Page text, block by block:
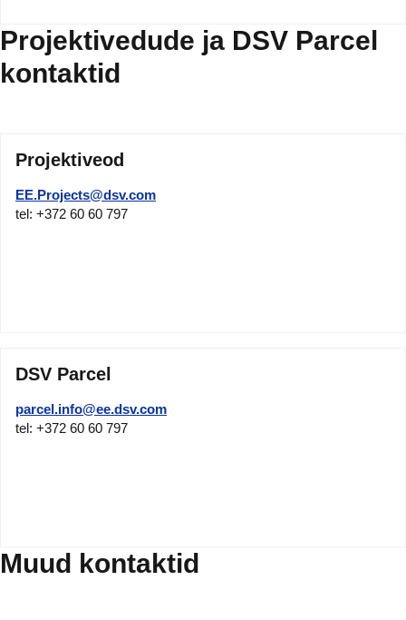
Projektivedude ja DSV Parcel
kontaktid
Projektiveod
EE.Projects@dsv.com
tel: +372 60 60 797
DSV Parcel
parcel.info@ee.dsv.com
tel: +372 60 60 797
Muud kontaktid